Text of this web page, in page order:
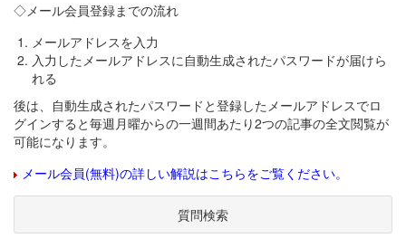
◇メール会員登録までの流れ
メールアドレスを入力
入力したメールアドレスに自動生成されたパスワードが届けら
れる
後は、自動生成されたパスワードと登録したメールアドレスでロ
グインすると毎週月曜からの一週間あたり2つの記事の全文閲覧が
可能になります。
メール会員(無料)の詳しい解説はこちらをご覧ください。
質問検索